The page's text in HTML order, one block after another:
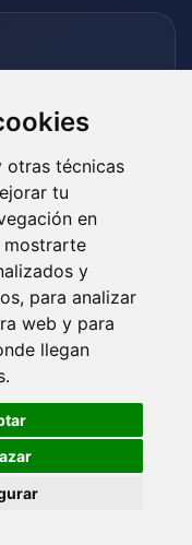
otras técnicas
tu
en
mostrarte
y
para analizar
web y para
llegan
de Minecraft:
que buscan un
y flexibilidad. Ideal
, ofrece una
incluso con
de una estabilidad
y prolongadas,
robustos y
🍪